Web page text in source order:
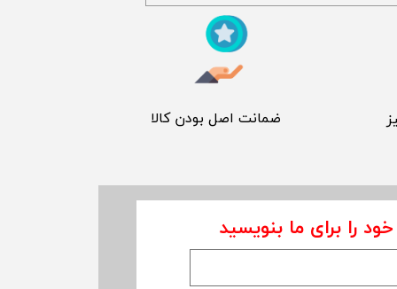
را برای ما بنویسید
​ ضمانت اصل بودن کالا